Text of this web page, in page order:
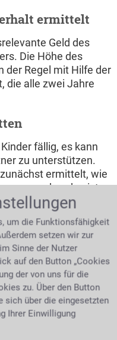
ermittelt
Geld des
Die Höhe des
der Regel mit Hilfe der
die alle zwei Jahre
fällig, es kann
zu unterstützen.
ermittelt, wie
vorhanden ist;
vorhanden ist 
Ex-Partner. Auch eine
aus vorherigen
des
Zu beachten ist,
bald geltend
kann.
für
Zugewinnausgleich
wird Sie
um die Funktionsfähigkeit
setzen wir zur
Sinne der Nutzer
auf den Button „Cookies
der von uns für die
zu. Über den Button
sich über die eingesetzten
Ihrer Einwilligung